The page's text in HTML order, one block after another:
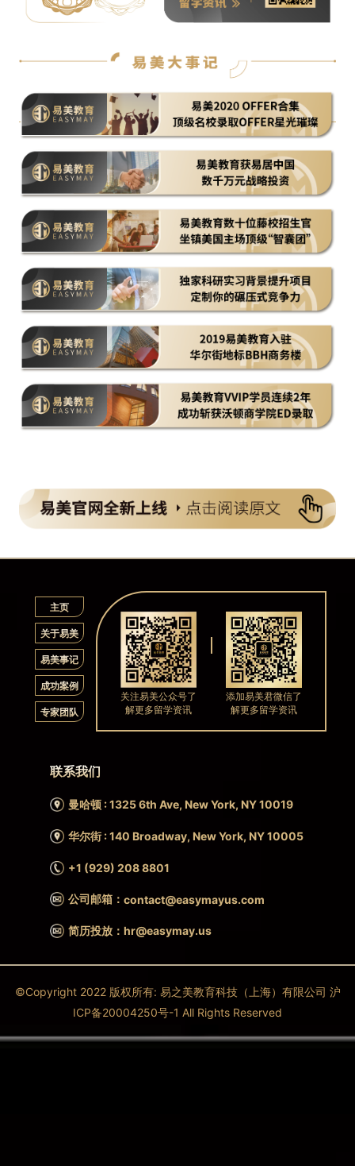
主页
关于易美
易美事记
成功案例
专家团队
联系我们
曼哈顿 : 1325 6th Ave, New York, NY 10019
华尔街 : 140 Broadway, New York, NY 10005
+1 (929) 208 8801
公司邮箱：contact@easymayus.com
简历投放：hr@easymay.us
关注易美公众号了
解更多留学资讯
添加易美君微信了
解更多留学资讯
©Copyright 2022 版权所有: 易之美教育科技（上海）有限公司 沪
ICP备20004250号-1 All Rights Reserved